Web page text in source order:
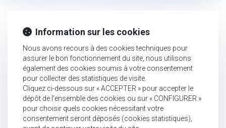
Information sur les cookies
Nous avons recours à des cookies techniques pour
assurer le bon fonctionnement du site, nous utilisons
également des cookies soumis à votre consentement
pour collecter des statistiques de visite.
Cliquez ci-dessous sur « ACCEPTER » pour accepter le
dépôt de l'ensemble des cookies ou sur « CONFIGURER »
pour choisir quels cookies nécessitant votre
consentement seront déposés (cookies statistiques),